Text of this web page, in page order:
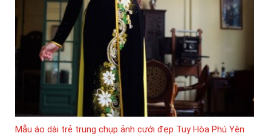
Mẫu áo dài trẻ trung chụp ảnh cưới đẹp Tuy Hòa Phú Yên